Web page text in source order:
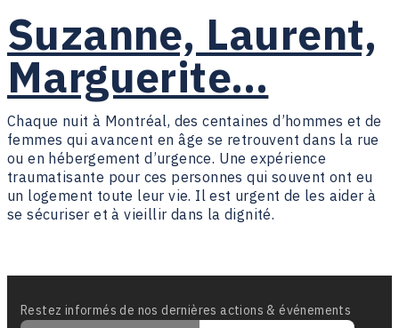
Suzanne, Laurent,
Marguerite…
Chaque nuit à Montréal, des centaines d’hommes et de
femmes qui avancent en âge se retrouvent dans la rue
ou en hébergement d’urgence. Une expérience
traumatisante pour ces personnes qui souvent ont eu
un logement toute leur vie. Il est urgent de les aider à
se sécuriser et à vieillir dans la dignité.
Restez informés de nos dernières actions & événements